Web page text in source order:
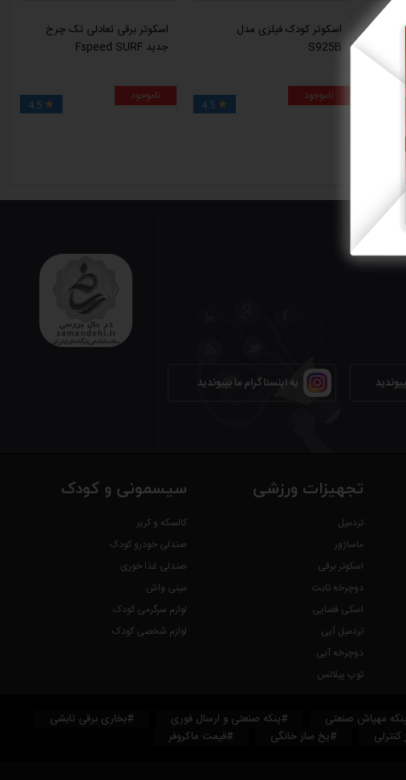
اسکوتر کودک فیلزی مدل
S925B
ناموجود

اسکوتر برقی تعادلی تک چرخ
جدید Fspeed SURF
ناموجود

4.5
به اینستاگرام ما بپیوندید
تجهیزات ورزشی
تردمیل
ماساژور
اسکوتر برقی
دوچرخه ثابت
اسکی فضایی
تردمیل آبی
دوچرخه آبی
توپ پیلاتس
سیسمونی و کودک
کالسکه و کریر
صندلی خودرو کودک
صندلی غذا خوری
مینی واش
لوازم سرگرمی کودک
لوازم شخصی کودک
مهپاش صنعتی #پنکه صنعتی و ارسال فوری
#بخاری برقی تابشی
#یخ ساز خانگی #قیمت ماکروفر